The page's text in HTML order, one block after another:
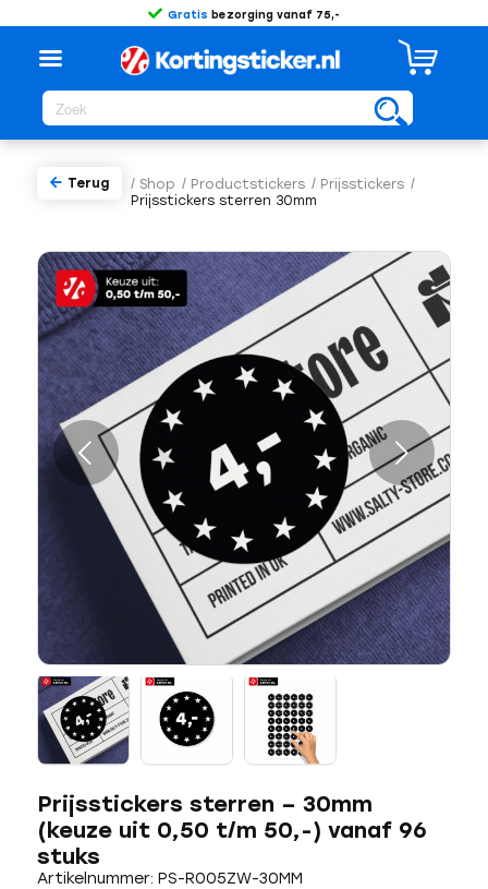
Gratis bezorging vanaf 75,-
/ Shop / Productstickers / Prijsstickers /
Prijsstickers sterren 30mm
Terug
Volgende
Prijsstickers sterren – 30mm
(keuze uit 0,50 t/m 50,-) vanaf 96
stuks
Artikelnummer: PS-R005ZW-30MM